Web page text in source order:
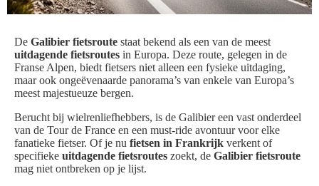
De Galibier fietsroute staat bekend als een van de meest
uitdagende fietsroutes in Europa. Deze route, gelegen in de
Franse Alpen, biedt fietsers niet alleen een fysieke uitdaging,
maar ook ongeëvenaarde panorama’s van enkele van Europa’s
meest majestueuze bergen.
Berucht bij wielrenliefhebbers, is de Galibier een vast onderdeel
van de Tour de France en een must-ride avontuur voor elke
fanatieke fietser. Of je nu fietsen in Frankrijk verkent of
specifieke uitdagende fietsroutes zoekt, de Galibier fietsroute
mag niet ontbreken op je lijst.